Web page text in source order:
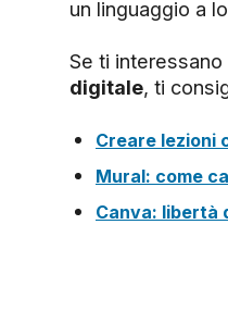
un linguaggio a
Se ti
digitale, ti
Creare lezioni
Mural: come
Canva: libertà